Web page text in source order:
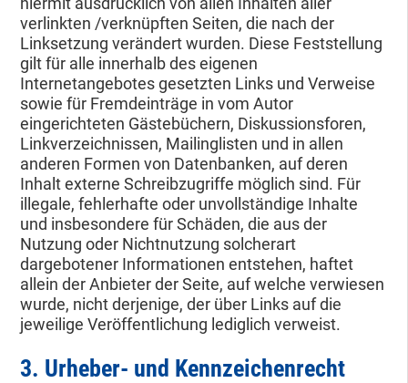
verlinkten /verknüpften Seiten, die nach der
Linksetzung verändert wurden. Diese Feststellung
gilt für alle innerhalb des eigenen
Internetangebotes gesetzten Links und Verweise
sowie für Fremdeinträge in vom Autor
eingerichteten Gästebüchern, Diskussionsforen,
Linkverzeichnissen, Mailinglisten und in allen
anderen Formen von Datenbanken, auf deren
Inhalt externe Schreibzugriffe möglich sind. Für
illegale, fehlerhafte oder unvollständige Inhalte
und insbesondere für Schäden, die aus der
Nutzung oder Nichtnutzung solcherart
dargebotener Informationen entstehen, haftet
allein der Anbieter der Seite, auf welche verwiesen
wurde, nicht derjenige, der über Links auf die
jeweilige Veröffentlichung lediglich verweist.
3. Urheber- und Kennzeichenrecht